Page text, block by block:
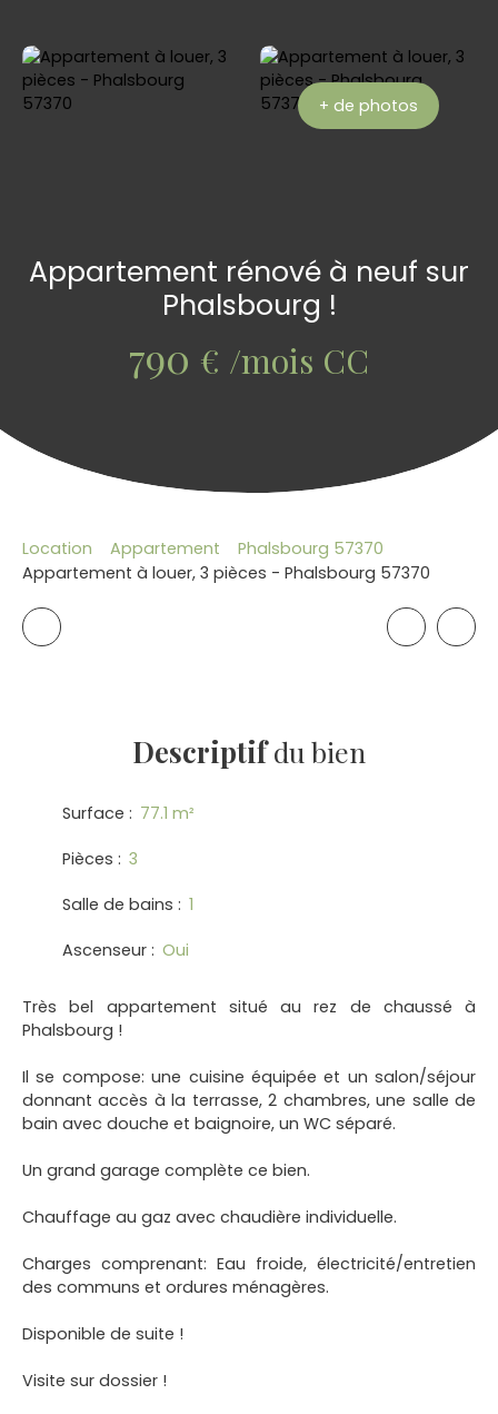
+ de photos
Appartement rénové à neuf sur
Phalsbourg !
790 € /mois CC
Location Appartement
Phalsbourg 57370
Appartement à louer, 3 pièces - Phalsbourg 57370
Descriptifdu bien
Surface : 77.1 m²
Pièces : 3
Salle de bains : 1
Ascenseur : Oui
Très bel appartement situé au rez de chaussé à
Phalsbourg !
Il se compose: une cuisine équipée et un salon/séjour
donnant accès à la terrasse, 2 chambres, une salle de
bain avec douche et baignoire, un WC séparé.
Un grand garage complète ce bien.
Chauffage au gaz avec chaudière individuelle.
Charges comprenant: Eau froide, électricité/entretien
des communs et ordures ménagères.
Disponible de suite !
Visite sur dossier !